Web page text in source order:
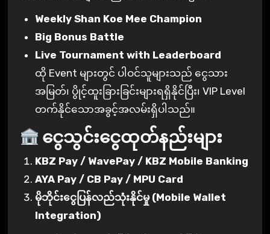
Weekly Shan Koe Mee Champion
Big Bonus Battle
Live Tournament with Leaderboard
ထို Event များတွင် ပါဝင်သူများသည် ငွေသား
အမြတ်၊ ပွိုင့်ထူးခြားခြင်းများရရှိနိုင်ပြီး၊ VIP Level
တက်နိုင်သောအခွင့်အလမ်းရှိပါသည်။
ငွေသွင်းငွေထုတ်နည်းများ
KBZ Pay / WavePay / KBZ Mobile Banking
AYA Pay / CB Pay / MPU Card
မိုဘိုင်းငွေပြန်လည်သုံးနိုင်မှု (Mobile Wallet
Integration)